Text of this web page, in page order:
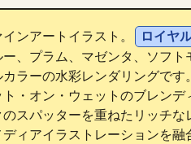
ンアートイラスト。
ロイヤ
、プラム、マゼンタ、ソフ
ラーの水彩レンダリングで
・オン・ウェットのブレン
スパッターを重ねたリッチ
ィアイラストレーションを